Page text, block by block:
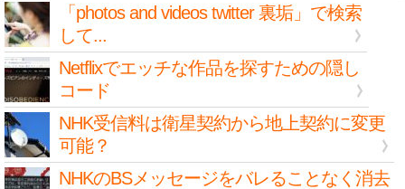
「photos and videos twitter 裏垢」で検索
して...
Netflixでエッチな作品を探すための隠し
コード
NHK受信料は衛星契約から地上契約に変更
可能？
NHKのBSメッセージをバレることなく消去